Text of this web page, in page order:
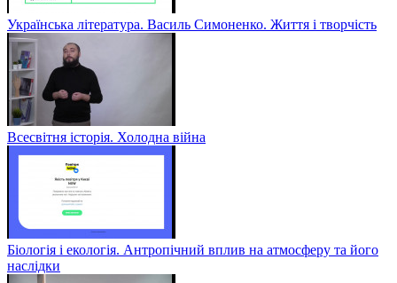
Українська література. Василь Симоненко. Життя і творчість
Всесвітня історія. Холодна війна
Біологія і екологія. Антропічний вплив на атмосферу та його
наслідки